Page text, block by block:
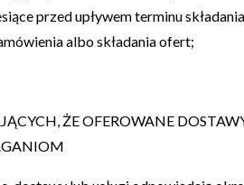
przed upływem terminu
albo składania ofert;
ŻE OFEROWANE